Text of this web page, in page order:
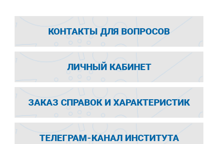
КОНТАКТЫ ДЛЯ ВОПРОСОВ
ЛИЧНЫЙ КАБИНЕТ
ЗАКАЗ СПРАВОК И ХАРАКТЕРИСТИК
ТЕЛЕГРАМ-КАНАЛ ИНСТИТУТА